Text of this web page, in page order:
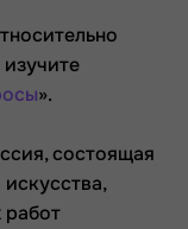
».
состоящая
работ